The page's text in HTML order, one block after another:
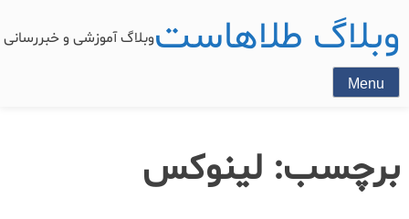
وبلاگ طلاهاستوبلاگ آموزشی و
Menu
برچسب: لینوکس